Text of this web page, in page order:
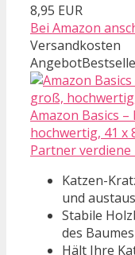
8,95 EUR
Bei Amazon
Versandkosten
Angebot
Amazon Basics
hochwertig, 41 x
Partner verdiene
Katzen-
und
Stabile
des Baumes
Hält Ihre